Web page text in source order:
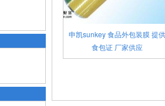
申凯sunkey 食品外包装膜 提供
食包证 厂家供应